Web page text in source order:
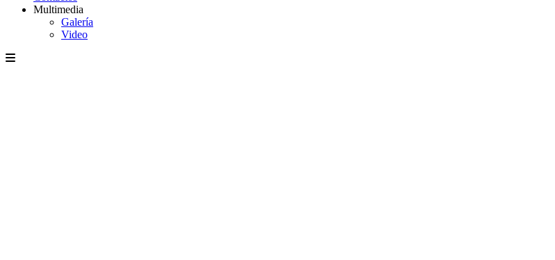
Multimedia
Galería
Video